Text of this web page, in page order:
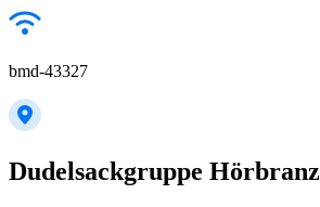
bmd-43327
Dudelsackgruppe Hörbranz